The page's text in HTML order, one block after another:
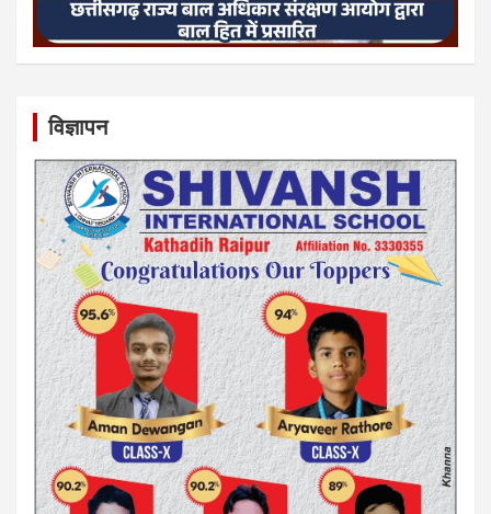
विज्ञापन